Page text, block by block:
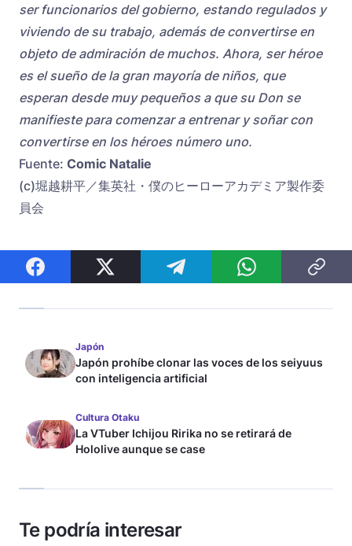
ser funcionarios del gobierno, estando regulados y
viviendo de su trabajo, además de convertirse en
objeto de admiración de muchos. Ahora, ser héroe
es el sueño de la gran mayoría de niños, que
esperan desde muy pequeños a que su Don se
manifieste para comenzar a entrenar y soñar con
convertirse en los héroes número uno.
Fuente: Comic Natalie
(c)堀越耕平／集英社・僕のヒーローアカデミア製作委
員会
Japón
Japón prohíbe clonar las voces de los seiyuus
con inteligencia artificial
Cultura Otaku
La VTuber Ichijou Ririka no se retirará de
Hololive aunque se case
Te podría interesar